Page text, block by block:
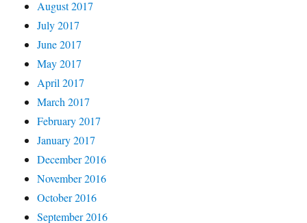
August 2017
July 2017
June 2017
May 2017
April 2017
March 2017
February 2017
January 2017
December 2016
November 2016
October 2016
September 2016